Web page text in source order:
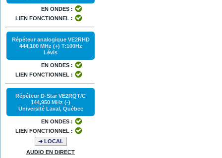
EN ONDES :
LIEN FONCTIONNEL :
Répéteur analogique VE2RHD
444,100 MHz (+) T:100Hz
Lévis
EN ONDES :
LIEN FONCTIONNEL :
Répéteur D-Star VE2RQT/C
144,950 MHz (-)
Université Laval, Québec
EN ONDES :
LIEN FONCTIONNEL :
➜ LOCAL
AUDIO EN DIRECT